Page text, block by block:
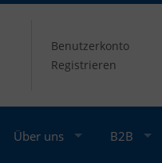
Benutzerkonto
Registrieren
Über uns B2B